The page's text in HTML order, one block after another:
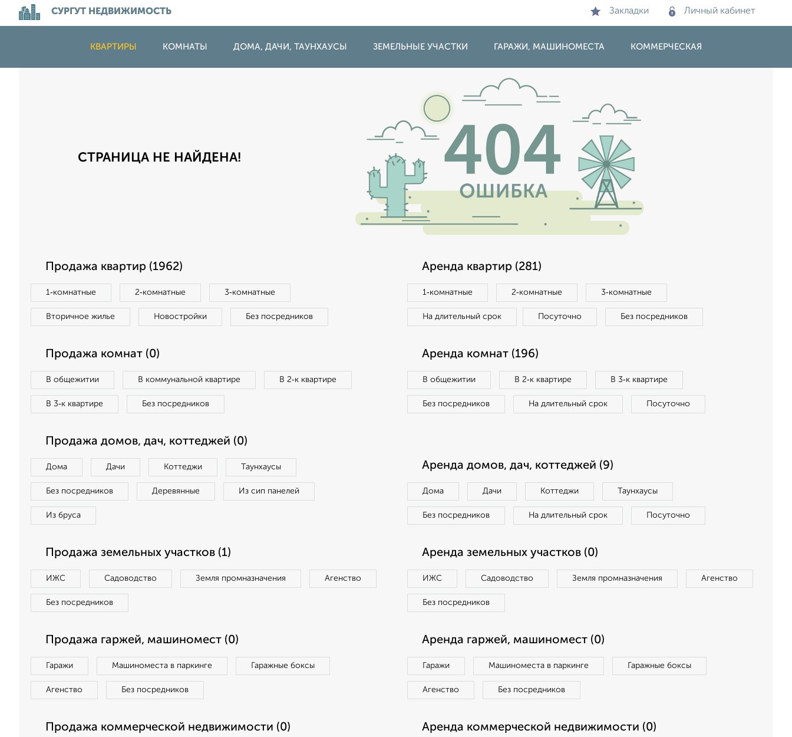
СУРГУТ НЕДВИЖИМОСТЬ Закладки Личный кабинет
КВАРТИРЫ КОМНАТЫ ДОМА, ДАЧИ, ТАУНХАУСЫ ЗЕМЕЛЬНЫЕ УЧАСТКИ ГАРАЖИ, МАШИНОМЕСТА КОММЕРЧЕСКАЯ
СТРАНИЦА НЕ НАЙДЕНА!
Продажа квартир (1962)
1‑комнатные 2‑комнатные 3‑комнатные
Вторичное жилье Новостройки Без посредников
Аренда квартир (281)
1‑комнатные 2‑комнатные 3‑комнатные
На длительный срок Посуточно Без посредников
Продажа комнат (0)
В общежитии В коммунальной квартире В 2‑к квартире
В 3‑к квартире Без посредников
Аренда комнат (196)
В общежитии В 2‑к квартире В 3‑к квартире
Без посредников На длительный срок Посуточно
Продажа домов, дач, коттеджей (0)
Дома Дачи Коттеджи Таунхаусы
Без посредников Деревянные Из сип панелей
Из бруса
Аренда домов, дач, коттеджей (9)
Дома Дачи Коттеджи Таунхаусы
Без посредников На длительный срок Посуточно
Продажа земельных участков (1)
ИЖС Садоводство Земля промназначения Агенство
Без посредников
Аренда земельных участков (0)
ИЖС Садоводство Земля промназначения Агенство
Без посредников
Продажа гаржей, машиномест (0)
Гаражи Машиноместа в паркинге Гаражные боксы
Агенство Без посредников
Аренда гаржей, машиномест (0)
Гаражи Машиноместа в паркинге Гаражные боксы
Агенство Без посредников
Продажа коммерческой недвижимости (0) Аренда коммерческой недвижимости (0)